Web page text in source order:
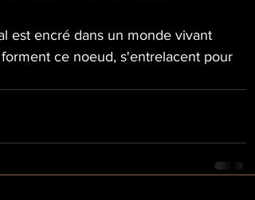
est encré dans un monde vivant
ce noeud, s'entrelacent pour